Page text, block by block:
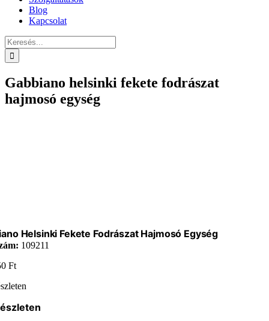
Blog
Kapcsolat
Keresés...
Gabbiano helsinki fekete fodrászat
hajmosó egység
Helsinki Fekete Fodrászat Hajmosó Egység
109211
Ft